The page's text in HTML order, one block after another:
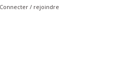
Connecter / rejoindre